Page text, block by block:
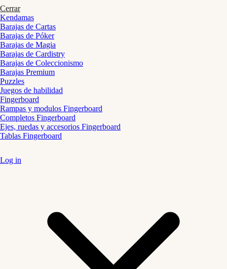
Cerrar
Kendamas
Barajas de Cartas
Barajas de Póker
Barajas de Magia
Barajas de Cardistry
Barajas de Coleccionismo
Barajas Premium
Puzzles
Juegos de habilidad
Fingerboard
Rampas y modulos Fingerboard
Completos Fingerboard
Ejes, ruedas y accesorios Fingerboard
Tablas Fingerboard
Log in